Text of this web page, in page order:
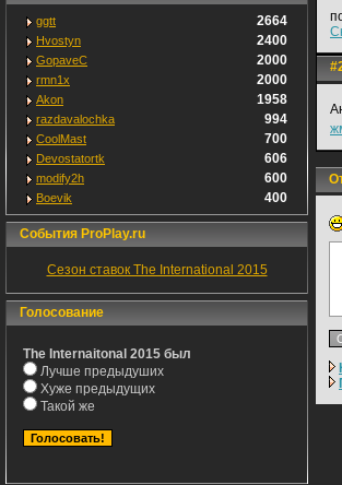
ggtt 2664
Hvostyn 2400
GopaveC 2000
rmn1x 2000
Akon 1958
razdavalochka 994
CoolMast 700
Devostatortk 606
modify2h 600
Boevik 400
События ProPlay.ru
Сезон ставок The International 2015
Голосование
The Internaitonal 2015 был
Лучше предыдуших
Хуже предыдущих
Такой же